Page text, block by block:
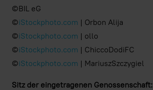
©BIL eG
©iStockphoto.com | Orbon Alija
©iStockphoto.com | ollo
©iStockphoto.com | ChiccoDodiFC
©iStockphoto.com | MariuszSzczygiel
Sitz der eingetragenen Genossenschaft: